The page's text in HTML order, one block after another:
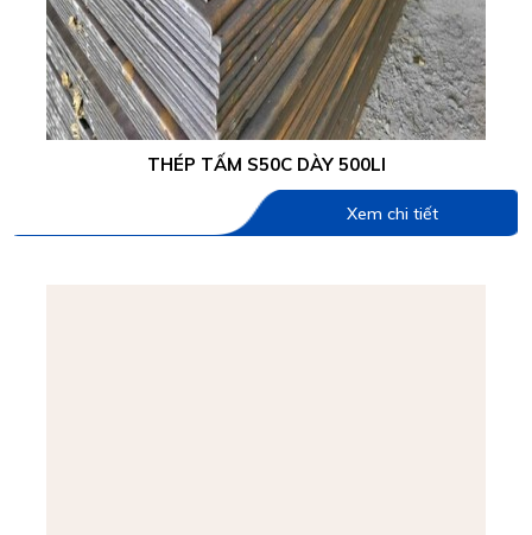
THÉP TẤM S50C DÀY 500LI
Xem chi tiết